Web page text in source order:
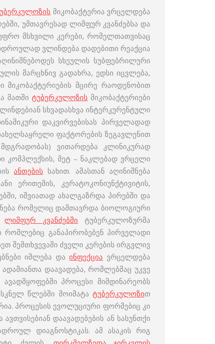
მიკობაქტერია ვრცელდება
უმთავრესად ლიმფურ კვანძებსა და
მსხვილი კერები, რომელთათვისაც
ვლინდება დადებითი რეაქცია
სხეულის სუბფებრილური
მარცხნივ გადახრა, ედსი იცვლება,
მიკობაქტერიების მცირე რაოდენობით
მათში ტუბერკულოზის მიკობაქტერიები
სხვადასხვა ინტერკურენტული
დაკვირვებისას პირველადად
ფაქტორების ზეგავლენით
ვითარდება კლინიკურად
კომპლექსის, მეტ – ნაკლებად ვრცელი
ანთების სახით. ამასთან აღინიშნება
ერითემის, კერატოკონიუნქტივიტის,
იშვიათად ახალგაზრდა პირებში და
რომელიც დამთავრდა ბიოლოგიური
ლიმფურ კვანძებში ტუბერკულოზურმა
რომლებიც განაპირობებენ პირველადი
შემთხვევაში ძველი კერების ირგვლივ
იშლება დაინფექცია ვრცელდება
ადამიანთა დაავადება, რომლებმაც უკვე
პროცესი მიმდინარეობს
წლებში მოიმატა ტუბერკულოზით
პროცესის ევოლუციური ფორმებიც კი
დაავადებების ან სასუნთქი
დიაგნოსტიკას. ამ ასაკის რიგ